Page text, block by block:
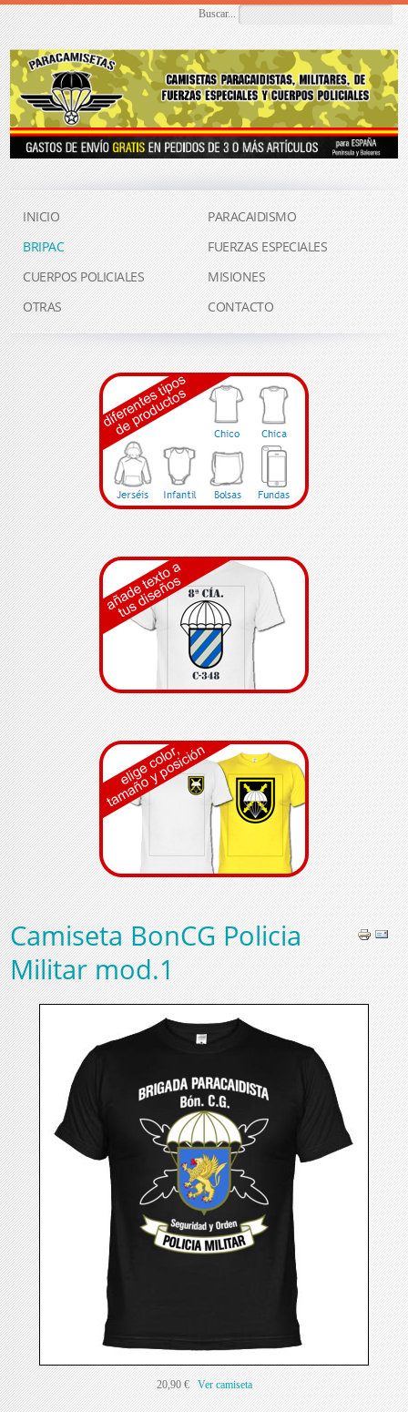
Buscar...
INICIO
PARACAIDISMO
BRIPAC
FUERZAS ESPECIALES
CUERPOS POLICIALES
MISIONES
OTRAS
CONTACTO
Camiseta BonCG Policia
Militar mod.1
20,90 € Ver camiseta